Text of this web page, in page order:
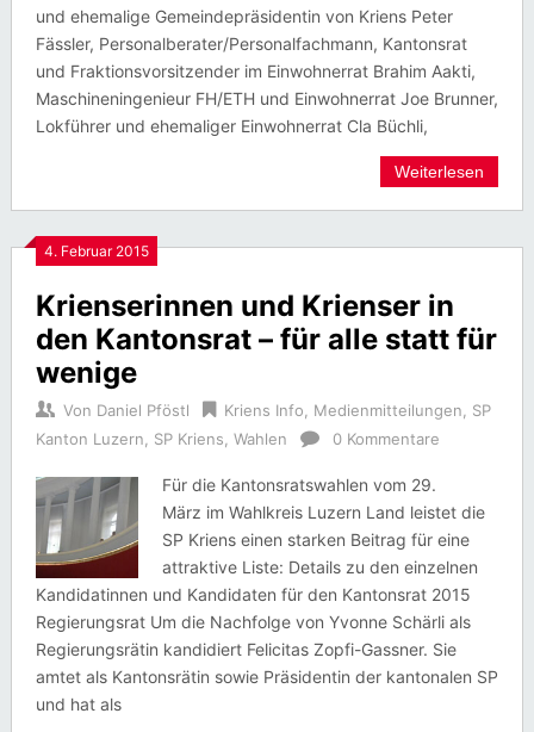
und ehemalige Gemeindepräsidentin von Kriens Peter
Fässler, Personalberater/Personalfachmann, Kantonsrat
und Fraktionsvorsitzender im Einwohnerrat Brahim Aakti,
Maschineningenieur FH/ETH und Einwohnerrat Joe Brunner,
Lokführer und ehemaliger Einwohnerrat Cla Büchli,
Weiterlesen
4. Februar 2015
Krienserinnen und Krienser in
den Kantonsrat – für alle statt für
wenige
Von Daniel Pföstl Kriens Info Medienmitteilungen
SP
Kanton Luzern
SP Kriens Wahlen 0 Kommentare
Für die Kantonsratswahlen vom 29.
März im Wahlkreis Luzern Land leistet die
SP Kriens einen starken Beitrag für eine
attraktive Liste: Details zu den einzelnen
Kandidatinnen und Kandidaten für den Kantonsrat 2015
Regierungsrat Um die Nachfolge von Yvonne Schärli als
Regierungsrätin kandidiert Felicitas Zopfi-Gassner. Sie
amtet als Kantonsrätin sowie Präsidentin der kantonalen SP
und hat als